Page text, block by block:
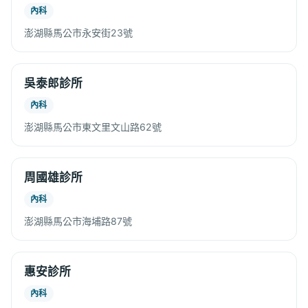
內科
澎湖縣馬公市永安街23號
吳泰郎診所
內科
澎湖縣馬公市東文里文山路62號
周國雄診所
內科
澎湖縣馬公市海埔路87號
惠安診所
內科